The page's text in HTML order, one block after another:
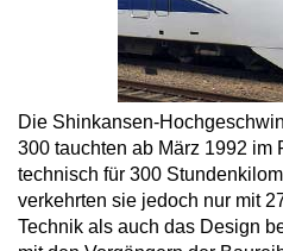
Die Shinkansen-
300 tauchten ab März 1992 im
technisch für 300
verkehrten sie jedoch nur mit
Technik als auch das Design